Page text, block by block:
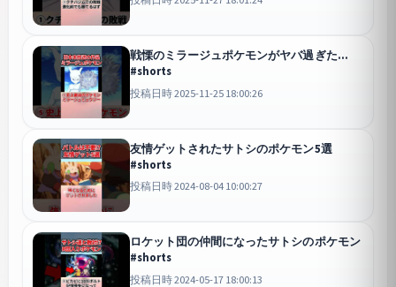
戦慄のミラージュポケモンがヤバ過ぎた...
#shorts
投稿日時 2025-11-25 18:00:26
友情ゲットされたサトシのポケモン5選
#shorts
投稿日時 2024-08-04 10:00:27
ロケット団の仲間になったサトシのポケモン
#shorts
投稿日時 2024-05-17 18:00:13